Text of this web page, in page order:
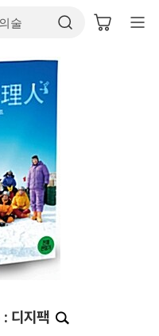
디지팩